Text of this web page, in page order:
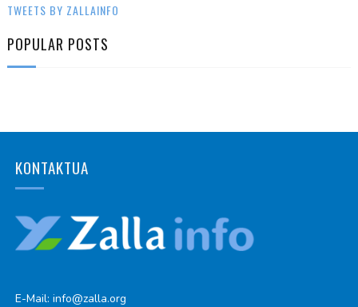
TWEETS BY ZALLAINFO
POPULAR POSTS
KONTAKTUA
E-Mail: info@zalla.org